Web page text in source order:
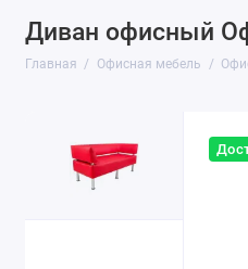
Диван офисный
Главная Офисная мебель